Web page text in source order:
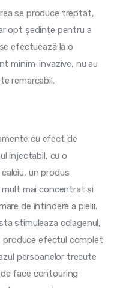
se produce treptat,
opt ședințe pentru a
efectuează la o
minim-invazive, nu au
remarcabil.
cu efect de
injectabil, cu o
un produs
mult mai concentrat și
de întindere a pielii.
stimuleaza colagenul,
produce efectul complet
persoanelor trecute
face contouring